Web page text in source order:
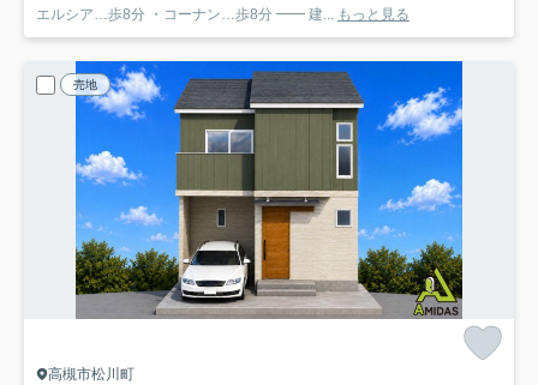
エルシア…歩8分 ・コーナン…歩8分 ━━ 建... もっと見る
売地
高槻市松川町